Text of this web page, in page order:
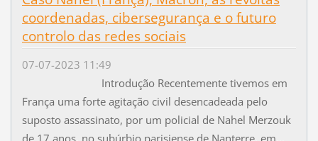
coordenadas, cibersegurança e o futuro
controlo das redes sociais
07-07-2023 11:49
Introdução Recentemente tivemos em
França uma forte agitação civil desencadeada pelo
suposto assassinato, por um policial de Nahel Merzouk